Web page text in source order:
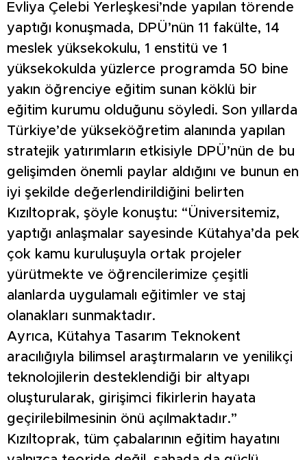
Evliya Çelebi Yerleşkesi’nde yapılan törende
yaptığı konuşmada, DPÜ’nün 11 fakülte, 14
meslek yüksekokulu, 1 enstitü ve 1
yüksekokulda yüzlerce programda 50 bine
yakın öğrenciye eğitim sunan köklü bir
eğitim kurumu olduğunu söyledi. Son yıllarda
Türkiye’de yükseköğretim alanında yapılan
stratejik yatırımların etkisiyle DPÜ’nün de bu
gelişimden önemli paylar aldığını ve bunun en
iyi şekilde değerlendirildiğini belirten
Kızıltoprak, şöyle konuştu: “Üniversitemiz,
yaptığı anlaşmalar sayesinde Kütahya’da pek
çok kamu kuruluşuyla ortak projeler
yürütmekte ve öğrencilerimize çeşitli
alanlarda uygulamalı eğitimler ve staj
olanakları sunmaktadır.
Ayrıca, Kütahya Tasarım Teknokent
aracılığıyla bilimsel araştırmaların ve yenilikçi
teknolojilerin desteklendiği bir altyapı
oluşturularak, girişimci fikirlerin hayata
geçirilebilmesinin önü açılmaktadır.”
Kızıltoprak, tüm çabalarının eğitim hayatını